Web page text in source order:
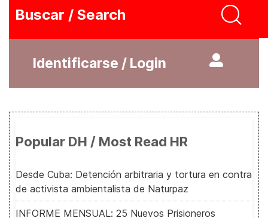
Buscar / Search
Identificarse / Login
Popular DH / Most Read HR
Desde Cuba: Detención arbitraria y tortura en contra
de activista ambientalista de Naturpaz
INFORME MENSUAL: 25 Nuevos Prisioneros